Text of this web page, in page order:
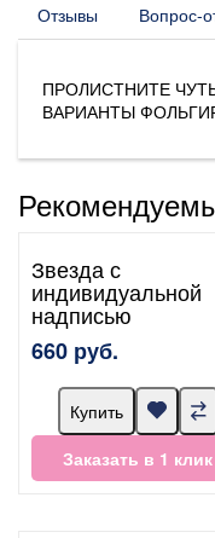
Отзывы Вопрос-
ПРОЛИСТНИТЕ
ВАРИАНТЫ
Звезда с
индивидуальной
надписью
660 руб.
Купить
Заказать в 1 клик